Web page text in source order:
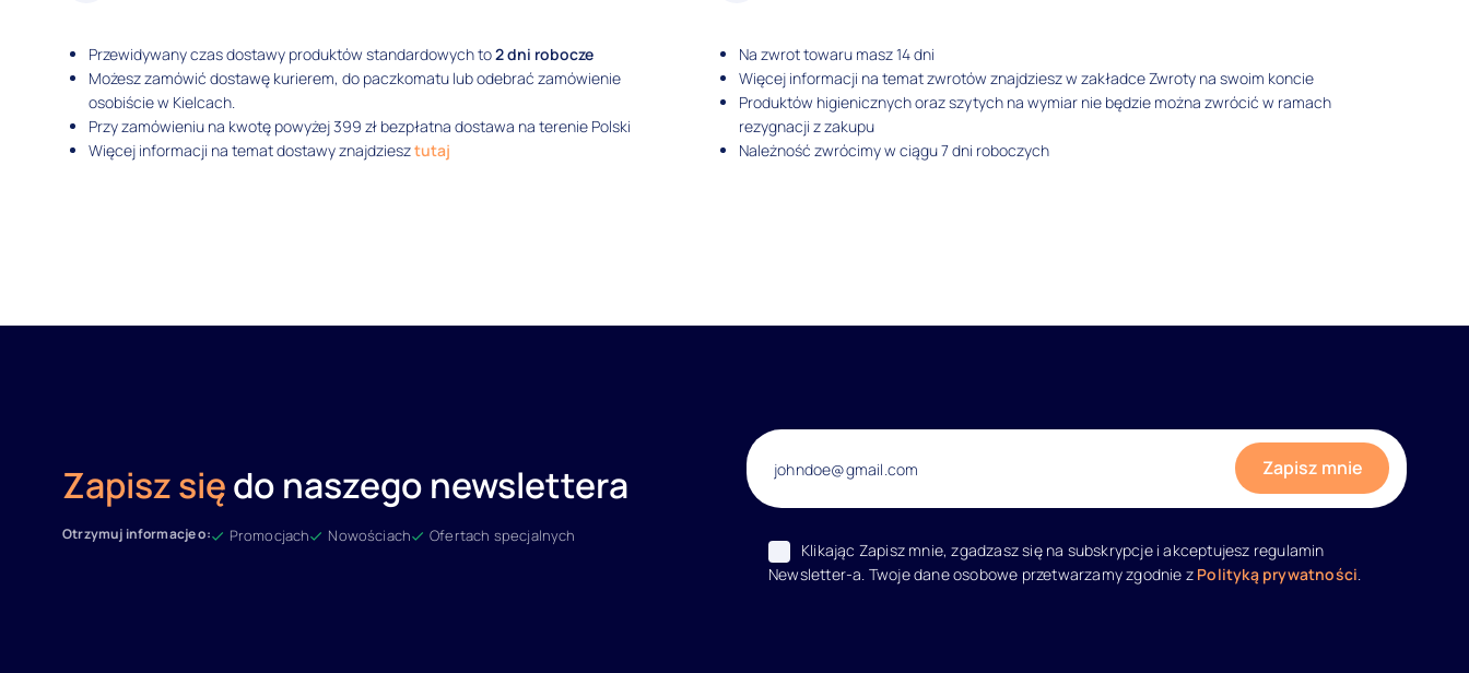
Przewidywany czas dostawy produktów standardowych to2 dni robocze
Możesz zamówić dostawę kurierem, do paczkomatu lub odebrać zamówienie
osobiście w Kielcach.
Przy zamówieniu na kwotę powyżej 399 zł bezpłatna dostawa na terenie Polski
Więcej informacji na temat dostawy znajdziesztutaj
Na zwrot towaru masz 14 dni
Więcej informacji na temat zwrotów znajdziesz w zakładce Zwroty na swoim koncie
Produktów higienicznych oraz szytych na wymiar nie będzie można zwrócić w ramach
rezygnacji z zakupu
Należność zwrócimy w ciągu 7 dni roboczych
Zapisz siędo naszego newslettera
Otrzymuj informacje o: Promocjach Nowościach Ofertach specjalnych
Klikając Zapisz mnie, zgadzasz się na subskrypcje i akceptujesz regulamin
Newsletter-a. Twoje dane osobowe przetwarzamy zgodnie z Polityką prywatności.